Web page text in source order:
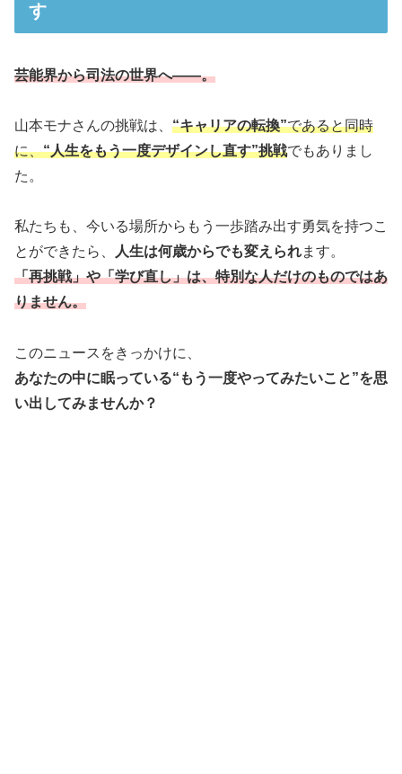
す
芸能界から司法の世界へ――。
山本モナさんの挑戦は、 “キャリアの転換”であると同時
に、“人生をもう一度デザインし直す”挑戦でもありまし
た。
私たちも、今いる場所からもう一歩踏み出す勇気を持つこ
とができたら、
人生は何歳からでも変えられます。
「再挑戦」や「学び直し」は、特別な人だけのものではあ
りません。
このニュースをきっかけに、
あなたの中に眠っている“もう一度やってみたいこと”を思
い出してみませんか？